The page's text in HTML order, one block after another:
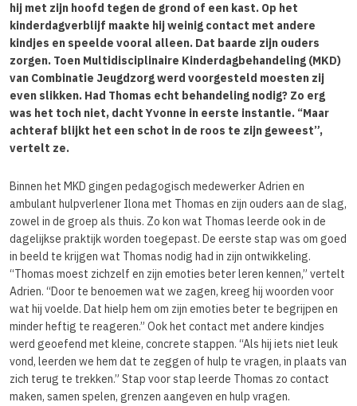
hij met zijn hoofd tegen de grond of een kast. Op het
kinderdagverblijf maakte hij weinig contact met andere
kindjes en speelde vooral alleen. Dat baarde zijn ouders
zorgen. Toen Multidisciplinaire Kinderdagbehandeling (MKD)
van Combinatie Jeugdzorg werd voorgesteld moesten zij
even slikken. Had Thomas echt behandeling nodig? Zo erg
was het toch niet, dacht Yvonne in eerste instantie. “Maar
achteraf blijkt het een schot in de roos te zijn geweest”,
vertelt ze.
Binnen het MKD gingen pedagogisch medewerker Adrien en
ambulant hulpverlener Ilona met Thomas en zijn ouders aan de slag,
zowel in de groep als thuis. Zo kon wat Thomas leerde ook in de
dagelijkse praktijk worden toegepast. De eerste stap was om goed
in beeld te krijgen wat Thomas nodig had in zijn ontwikkeling.
“Thomas moest zichzelf en zijn emoties beter leren kennen,” vertelt
Adrien. “Door te benoemen wat we zagen, kreeg hij woorden voor
wat hij voelde. Dat hielp hem om zijn emoties beter te begrijpen en
minder heftig te reageren.” Ook het contact met andere kindjes
werd geoefend met kleine, concrete stappen. “Als hij iets niet leuk
vond, leerden we hem dat te zeggen of hulp te vragen, in plaats van
zich terug te trekken.” Stap voor stap leerde Thomas zo contact
maken, samen spelen, grenzen aangeven en hulp vragen.